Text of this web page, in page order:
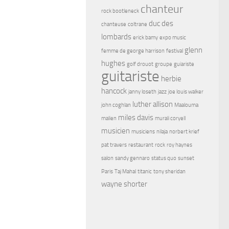
rock bootleneck chanteur
chanteuse coltrane duc des
lombards erick bamy expo music
femme de george harrison festival glenn
hughes golf drouot groupe guiariste
guitariste herbie
hancock janny loseth jazz joe louis walker
john coghlan luther allison Maalouma
malien miles davis murali coryell
musicien musiciens nilaja norbert krief
pat travers restaurant rock roy haynes
salon sandy gennaro status quo sunset
Paris Taj Mahal titanic tony sheridan
wayne shorter